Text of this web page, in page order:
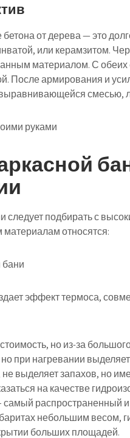
от дерева — это
или керамзитом.
материалом. С обеих
После армирования и
смесью,
следует подбирать с
материалам относятся:
эффект термоса,
но из-за
при нагревании
выделяет запахов, но
на качестве
распространенный
небольшим весом,
больших площадей.